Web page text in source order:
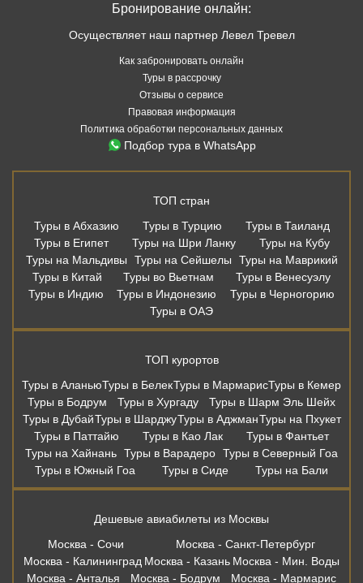
Бронирование онлайн:
Осуществляет наш партнер Левел Тревел
Как забронировать онлайн
Туры в рассрочку
Отзывы о сервисе
Правовая информация
Политика обработки персональных данных
Подбор тура в WhatsApp
ТОП стран
Туры в Абхазию
Туры в Турцию
Туры в Таиланд
Туры в Египет
Туры на Шри Ланку
Туры на Кубу
Туры на Мальдивы
Туры на Сейшелы
Туры на Маврикий
Туры в Китай
Туры во Вьетнам
Туры в Венесуэлу
Туры в Индию
Туры в Индонезию
Туры в Черногорию
Туры в ОАЭ
ТОП курортов
Туры в АланьюТуры в БелекТуры в МармарисТуры в Кемер
Туры в Бодрум
Туры в Хургаду
Туры в Шарм Эль Шейх
Туры в ДубайТуры в ШарджуТуры в АджманТуры на Пхукет
Туры в Паттайю
Туры в Као Лак
Туры в Фантьет
Туры на Хайнань Туры в Варадеро Туры в Северный Гоа
Туры в Южный Гоа
Туры в Сиде Туры на Бали
Дешевые авиабилеты из Москвы
Москва - Сочи
Москва - Санкт-Петербург
Москва - Калининград Москва - Казань Москва - Мин. Воды
Москва - Анталья
Москва - Бодрум Москва - Мармарис